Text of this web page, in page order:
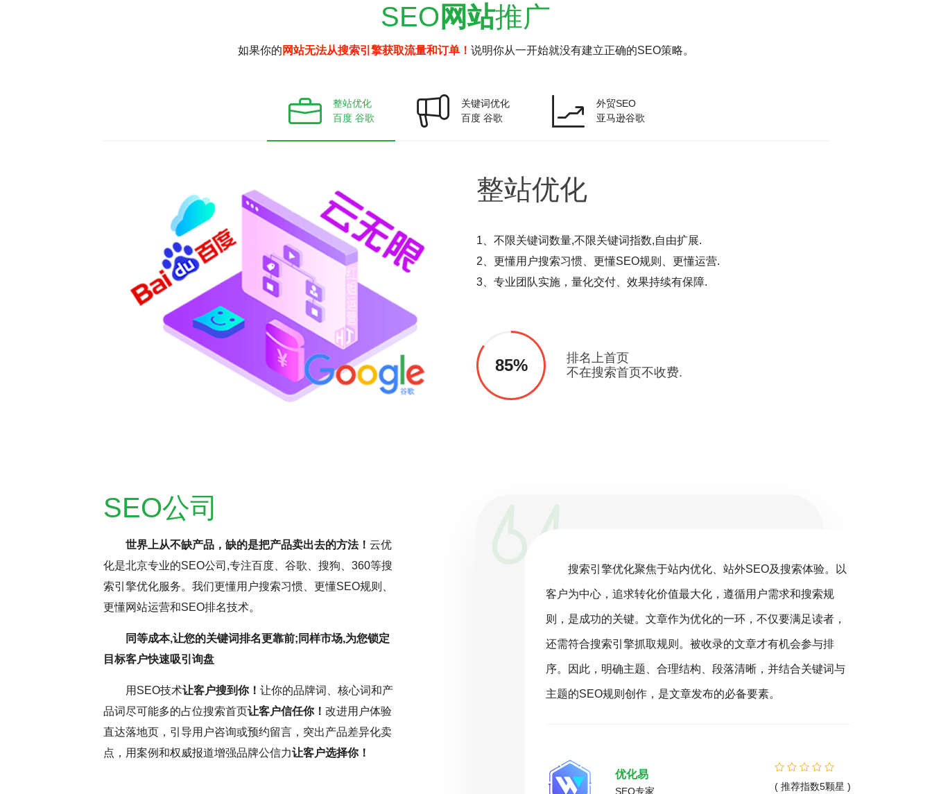
SEO 网站推广
如果你的 网站无法从搜索引擎获取流量和订单！ 说明你从一开始就没有建立正确的SEO策略。
整站优化
百度 谷歌
关键词优化
百度 谷歌
外贸SEO
亚马逊谷歌
整站优化
1、不限关键词数量,不限关键词指数,自由扩展.
2、更懂用户搜索习惯、更懂SEO规则、更懂运营.
3、专业团队实施，量化交付、效果持续有保障.
85%
排名上首页
不在搜索首页不收费.
SEO公司
世界上从不缺产品，缺的是把产品卖出去的方法！云优
化是北京专业的SEO公司,专注百度、谷歌、搜狗、360等搜
索引擎优化服务。我们更懂用户搜索习惯、更懂SEO规则、
更懂网站运营和SEO排名技术。
同等成本,让您的关键词排名更靠前;同样市场,为您锁定
目标客户快速吸引询盘
用SEO技术让客户搜到你！让你的品牌词、核心词和产
品词尽可能多的占位搜索首页让客户信任你！改进用户体验
直达落地页，引导用户咨询或预约留言，突出产品差异化卖
点，用案例和权威报道增强品牌公信力让客户选择你！
，但云优化认为，这更多与网
受多因素影响，但正确思维和
搜索引擎规则，可提升网站转
助力网站取得更好效果。
( 推荐指数5颗星 )
SEO网站优化是一项持续且精细化的工作，而非一劳永
逸。它要求优化师密切关注行业动态，深入分析数据，并根据
中，耐心和毅力是不可或缺的驱动力。只有持之以恒地投入努
更为优异的搜索引擎排名。
搜索引擎优化聚焦于站内优化、站外SEO及搜索体验。以
客户为中心，追求转化价值最大化，遵循用户需求和搜索规
则，是成功的关键。文章作为优化的一环，不仅要满足读者，
还需符合搜索引擎抓取规则。被收录的文章才有机会参与排
序。因此，明确主题、合理结构、段落清晰，并结合关键词与
主题的SEO规则创作，是文章发布的必备要素。
优化易
SEO专家 ( 推荐指数5颗星 )